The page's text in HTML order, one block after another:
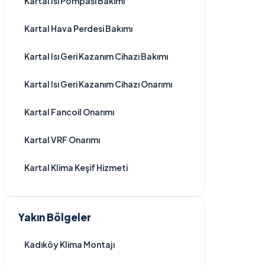
Kartal Hava Perdesi Bakımı
Kartal Isı Geri Kazanım Cihazı Bakımı
Kartal Isı Geri Kazanım Cihazı Onarımı
Kartal Fancoil Onarımı
Kartal VRF Onarımı
Kartal Klima Keşif Hizmeti
Yakın Bölgeler
Kadıköy Klima Montajı